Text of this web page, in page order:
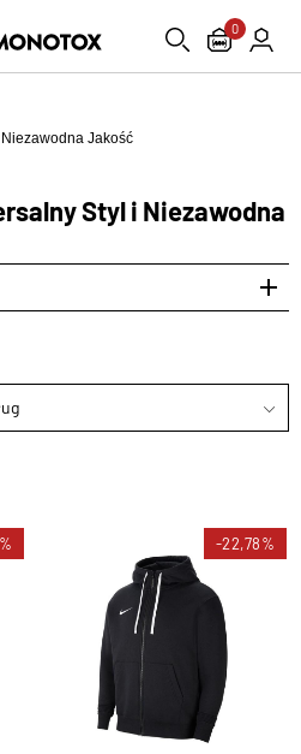
0
Jakość
Styl i Niezawodna
-22,78%